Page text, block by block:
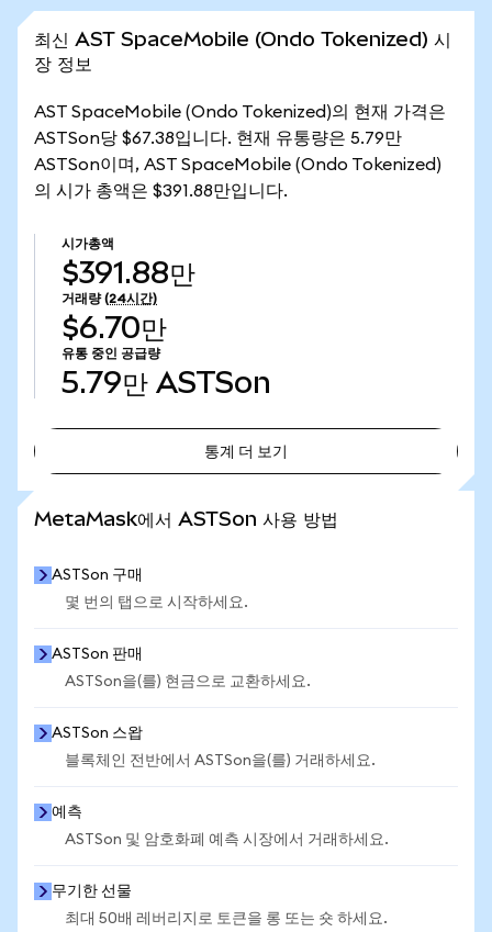
최신 AST SpaceMobile (Ondo Tokenized) 시
장 정보
AST SpaceMobile (Ondo Tokenized)의 현재 가격은
ASTSon당 $67.38입니다. 현재 유통량은 5.79만
ASTSon이며, AST SpaceMobile (Ondo Tokenized)
의 시가 총액은 $391.88만입니다.
시가총액
$391.88만
거래량 (24시간)
$6.70만
유통 중인 공급량
5.79만 ASTSon
통계 더 보기
MetaMask에서 ASTSon 사용 방법
ASTSon 구매
몇 번의 탭으로 시작하세요.
ASTSon 판매
ASTSon을(를) 현금으로 교환하세요.
ASTSon 스왑
블록체인 전반에서 ASTSon을(를) 거래하세요.
예측
ASTSon 및 암호화폐 예측 시장에서 거래하세요.
무기한 선물
최대 50배 레버리지로 토큰을 롱 또는 숏 하세요.